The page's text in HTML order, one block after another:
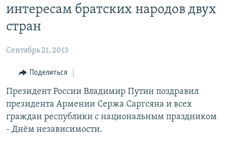
основной
Перейти
поиску
РЕГИОН
НАГОРНЫЙ КАРАБАХ
КУЛЬТУРА
СПОРТ
АРХИВ
интересам братских народов двух
стран
Сентябрь 21, 2013
Поделиться
Президент России Владимир Путин поздравил
президента Армении Сержа Саргсяна и всех
граждан республики с национальным праздником
- Днём независимости.